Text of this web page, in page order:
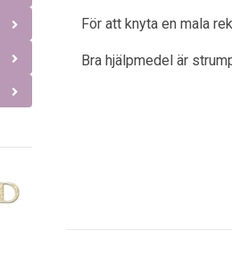
För att knyta en mala
Bra hjälpmedel är